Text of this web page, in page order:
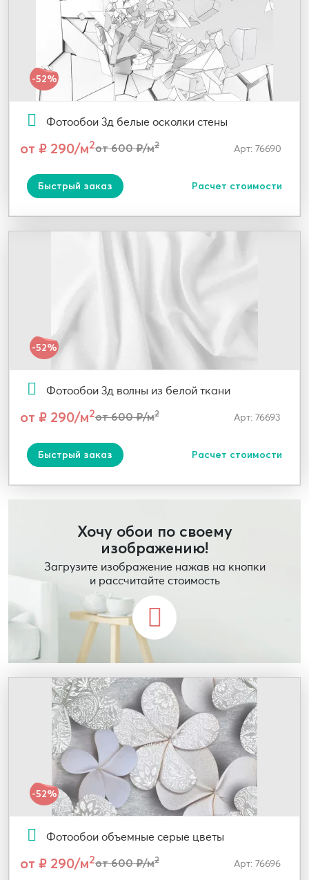
-52%
Фотообои 3д белые осколки стены
от ₽ 290/м2от 600 ₽/м2 Арт: 76690
Быстрый заказ Расчет стоимости
-52%
Фотообои 3д волны из белой ткани
от ₽ 290/м2от 600 ₽/м2 Арт: 76693
Быстрый заказ Расчет стоимости
Хочу обои по своему
изображению!
Загрузите изображение нажав на кнопки
и рассчитайте стоимость
-52%
Фотообои объемные серые цветы
от ₽ 290/м2от 600 ₽/м2 Арт: 76696